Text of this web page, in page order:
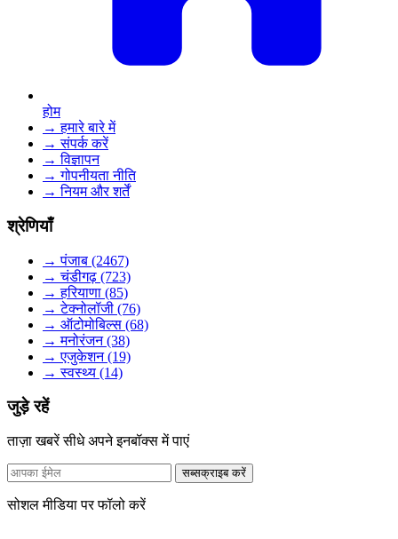
होम
→ हमारे बारे में
→ संपर्क करें
→ विज्ञापन
→ गोपनीयता नीति
→ नियम और शर्तें
श्रेणियाँ
→ पंजाब (2467)
→ चंडीगढ़ (723)
→ हरियाणा (85)
→ टेक्नोलॉजी (76)
→ ऑटोमोबिल्स (68)
→ मनोरंजन (38)
→ एजुकेशन (19)
→ स्वस्थ्य (14)
जुड़े रहें
ताज़ा खबरें सीधे अपने इनबॉक्स में पाएं
सब्सक्राइब करें
सोशल मीडिया पर फॉलो करें